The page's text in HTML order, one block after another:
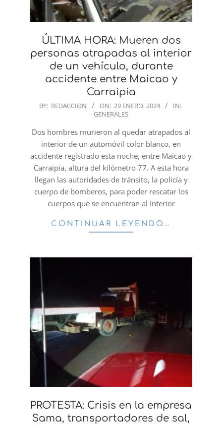
ÚLTIMA HORA: Mueren dos
personas atrapadas al interior
de un vehículo, durante
accidente entre Maicao y
Carraipia
2024-
29
BY: REDACCION ON: 29 ENERO, 2024
IN:
GENERALES
Dos hombres murieron al quedar atrapados al
interior de un automóvil color blanco, en
accidente registrado esta noche, entre Maicao y
Carraipia, altura del kilómetro 77. A esta hora
llegan las autoridades de tránsito, la policía y
cuerpo de bomberos, para poder rescatar los
cuerpos que se encuentran al interior
CONTINUAR LEYENDO…
PROTESTA: Crisis en la empresa
Sama, transportadores de sal,